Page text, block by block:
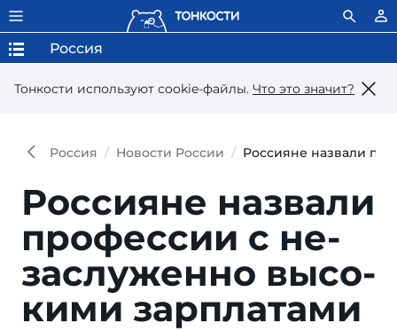
Тонкости используют сookie-файлы. Что это значит?
Россия
Россия Новости России Россияне назвали
Россияне назвали
профессии с не­
заслуженно высо­
кими зарплатами